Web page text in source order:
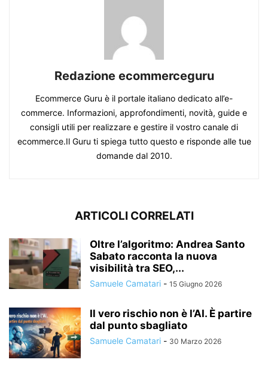
Redazione ecommerceguru
Ecommerce Guru è il portale italiano dedicato all’e-
commerce. Informazioni, approfondimenti, novità, guide e
consigli utili per realizzare e gestire il vostro canale di
ecommerce.Il Guru ti spiega tutto questo e risponde alle tue
domande dal 2010.
ARTICOLI CORRELATI
Oltre l’algoritmo: Andrea Santo
Sabato racconta la nuova
visibilità tra SEO,...
Samuele Camatari - 15 Giugno 2026
Il vero rischio non è l’AI. È partire
dal punto sbagliato
Samuele Camatari - 30 Marzo 2026